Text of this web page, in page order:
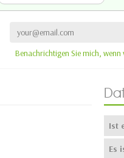
Benachrichtigen Sie mich,
Ist
Es